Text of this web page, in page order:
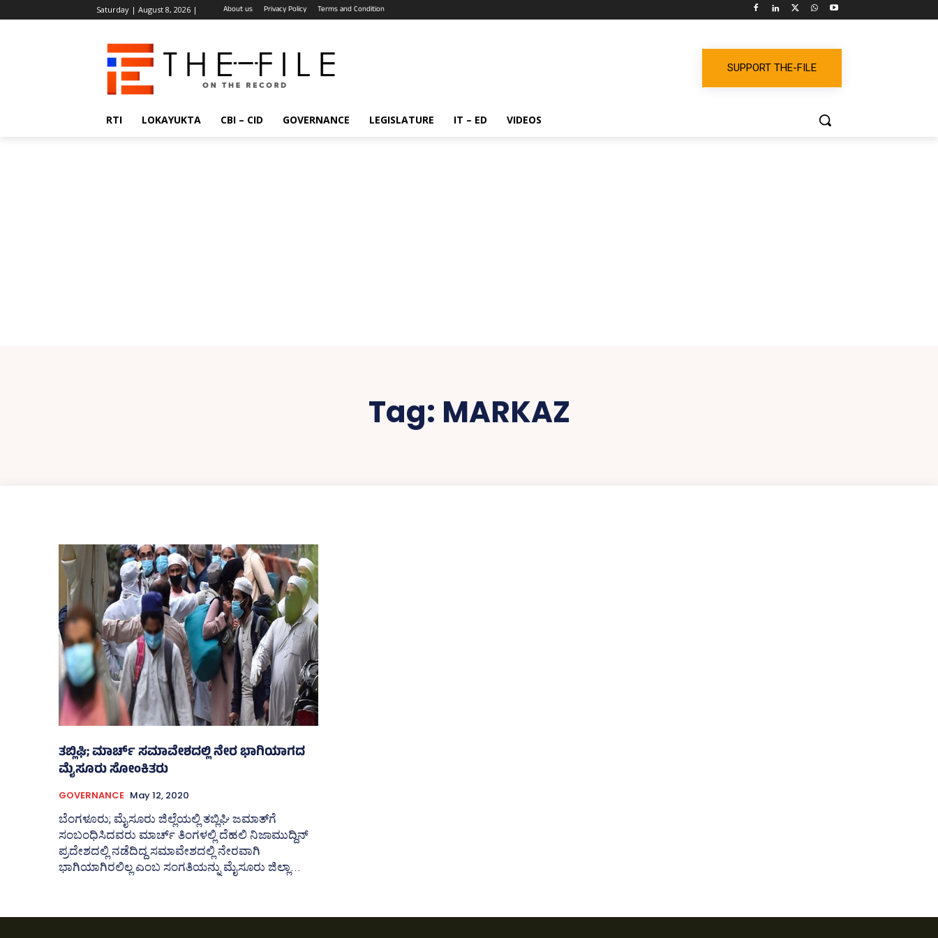
Saturday | August 8, 2026 | About us Privacy Policy Terms and Condition
SUPPORT THE-FILE
RTI LOKAYUKTA CBI – CID GOVERNANCE LEGISLATURE IT – ED VIDEOS
Tag: MARKAZ
ತಬ್ಲಿಘಿ; ಮಾರ್ಚ್‌ ಸಮಾವೇಶದಲ್ಲಿ ನೇರ ಭಾಗಿಯಾಗದ
ಮೈಸೂರು ಸೋಂಕಿತರು
GOVERNANCE May 12, 2020
ಬೆಂಗಳೂರು; ಮೈಸೂರು ಜಿಲ್ಲೆಯಲ್ಲಿ ತಬ್ಲಿಘಿ ಜಮಾತ್‌ಗೆ
ಸಂಬಂಧಿಸಿದವರು ಮಾರ್ಚ್‌ ತಿಂಗಳಲ್ಲಿ ದೆಹಲಿ ನಿಜಾಮುದ್ದಿನ್‌
ಪ್ರದೇಶದಲ್ಲಿ ನಡೆದಿದ್ದ ಸಮಾವೇಶದಲ್ಲಿ ನೇರವಾಗಿ
ಭಾಗಿಯಾಗಿರಲಿಲ್ಲ ಎಂಬ ಸಂಗತಿಯನ್ನು ಮೈಸೂರು ಜಿಲ್ಲಾ...